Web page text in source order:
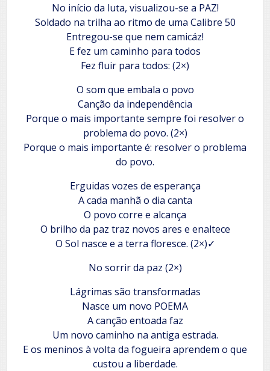
No início da luta, visualizou-se a PAZ!
Soldado na trilha ao ritmo de uma Calibre 50
Entregou-se que nem camicáz!
E fez um caminho para todos
Fez fluir para todos: (2×)
O som que embala o povo
Canção da independência
Porque o mais importante sempre foi resolver o
problema do povo. (2×)
Porque o mais importante é: resolver o problema
do povo.
Erguidas vozes de esperança
A cada manhã o dia canta
O povo corre e alcança
O brilho da paz traz novos ares e enaltece
O Sol nasce e a terra floresce. (2×)✓
No sorrir da paz (2×)
Lágrimas são transformadas
Nasce um novo POEMA
A canção entoada faz
Um novo caminho na antiga estrada.
E os meninos à volta da fogueira aprendem o que
custou a liberdade.